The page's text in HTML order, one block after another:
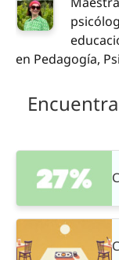
en Pedagogía,